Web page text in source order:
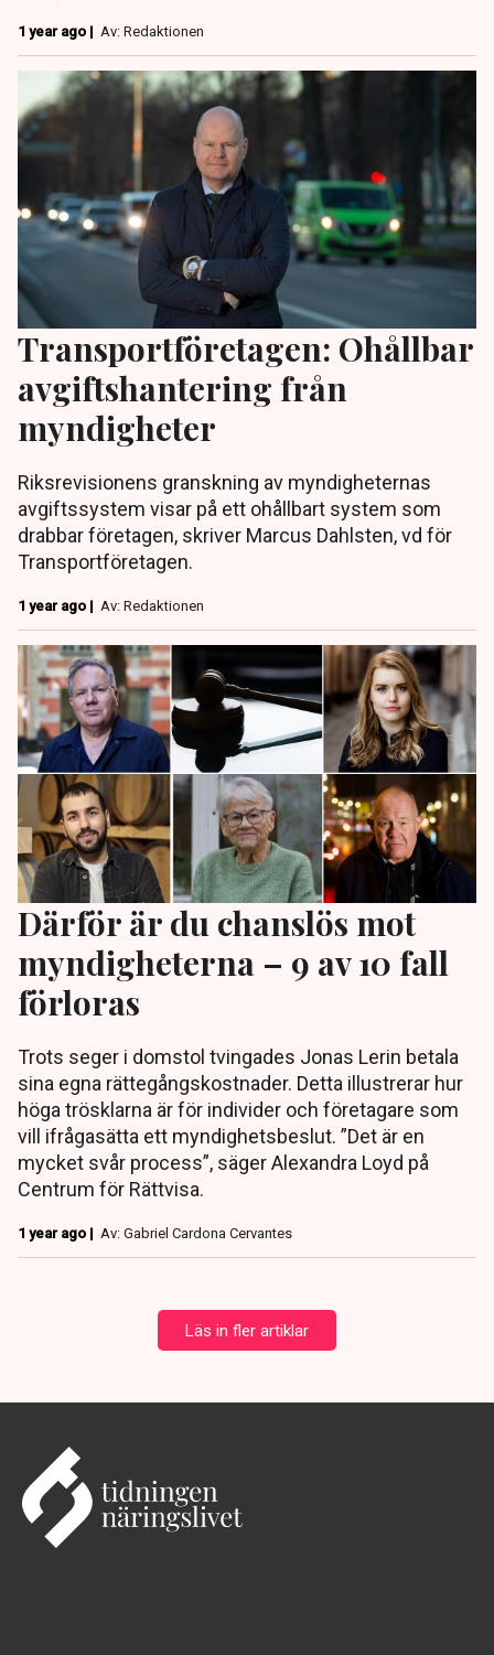
1 year ago | Av: Redaktionen
Transportföretagen: Ohållbar
avgiftshantering från
myndigheter
Riksrevisionens granskning av myndigheternas
avgiftssystem visar på ett ohållbart system som
drabbar företagen, skriver Marcus Dahlsten, vd för
Transportföretagen.
1 year ago | Av: Redaktionen
Därför är du chanslös mot
myndigheterna – 9 av 10 fall
förloras
Trots seger i domstol tvingades Jonas Lerin betala
sina egna rättegångskostnader. Detta illustrerar hur
höga trösklarna är för individer och företagare som
vill ifrågasätta ett myndighetsbeslut. ”Det är en
mycket svår process”, säger Alexandra Loyd på
Centrum för Rättvisa.
1 year ago | Av: Gabriel Cardona Cervantes
Läs in fler artiklar